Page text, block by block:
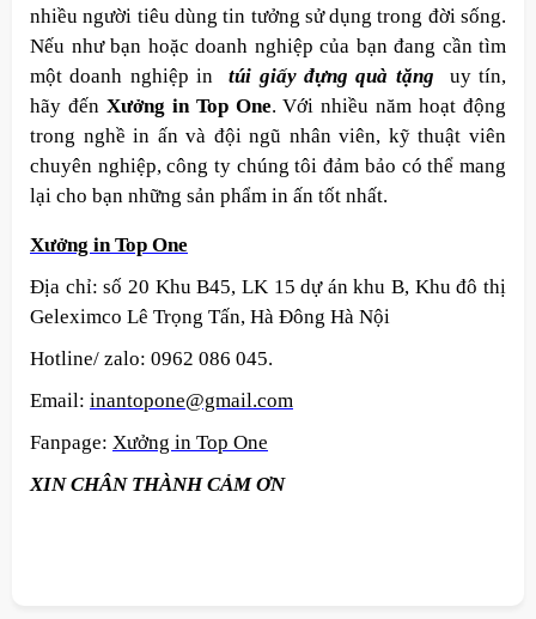
nhiều người tiêu dùng tin tưởng sử dụng trong đời sống.
Nếu như bạn hoặc doanh nghiệp của bạn đang cần tìm
một doanh nghiệp in
túi giấy đựng quà tặng uy tín,
hãy đến Xưởng in Top One. Với nhiều năm hoạt động
trong nghề in ấn và đội ngũ nhân viên, kỹ thuật viên
chuyên nghiệp, công ty chúng tôi đảm bảo có thể mang
lại cho bạn những sản phẩm in ấn tốt nhất.
Xưởng in Top One
Địa chỉ: số 20 Khu B45, LK 15 dự án khu B, Khu đô thị
Geleximco Lê Trọng Tấn, Hà Đông Hà Nội
Hotline/ zalo: 0962 086 045.
Email: inantopone@gmail.com
Fanpage: Xưởng in Top One
XIN CHÂN THÀNH CẢM ƠN